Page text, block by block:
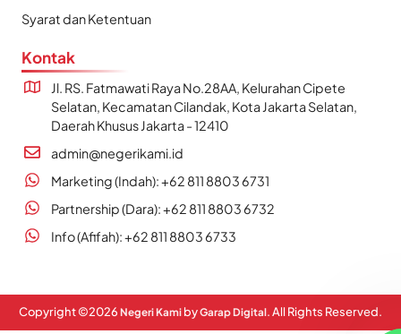
Syarat dan Ketentuan
Kontak
Jl. RS. Fatmawati Raya No.28AA, Kelurahan Cipete
Selatan, Kecamatan Cilandak, Kota Jakarta Selatan,
Daerah Khusus Jakarta - 12410
admin@negerikami.id
Marketing (Indah): +62 811 8803 6731
Partnership (Dara): +62 811 8803 6732
Info (Afifah): +62 811 8803 6733
Copyright ©2026 Negeri Kami byGarap Digital. All Rights Reserved.